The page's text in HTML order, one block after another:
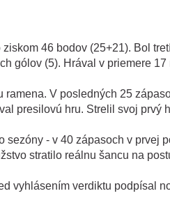
46 bodov (25+21). Bol
gólov (5). Hrával v priemere
ramena. V posledných 25
presilovú hru. Strelil svoj prvý
sezóny - v 40 zápasoch v prvej
stratilo reálnu šancu na
vyhlásením verdiktu podpísal